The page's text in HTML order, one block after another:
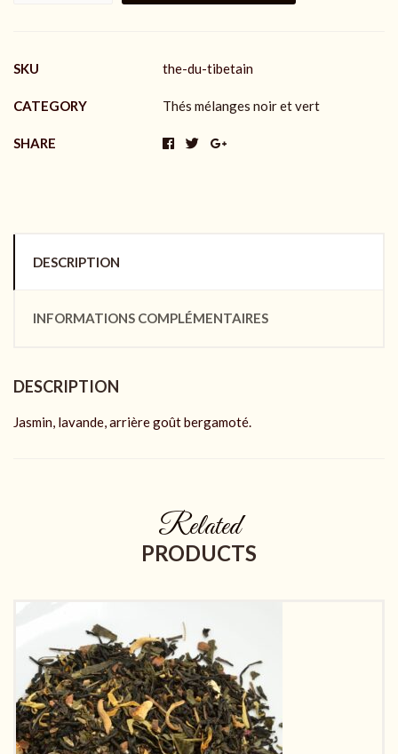
SKU the-du-tibetain
CATEGORY Thés mélanges noir et vert
SHARE
DESCRIPTION
INFORMATIONS COMPLÉMENTAIRES
DESCRIPTION
Jasmin, lavande, arrière goût bergamoté.
Related
PRODUCTS